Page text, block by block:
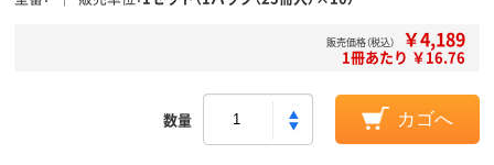
販売価格（税込） ￥4,189
1冊あたり ￥16.76
数量 カゴへ